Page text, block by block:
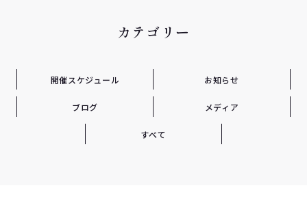
カテゴリー
開催スケジュール お知らせ
ブログ メディア
すべて